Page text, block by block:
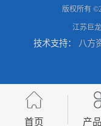
版权所有
江苏巨
技术支持： 八方
首页 产